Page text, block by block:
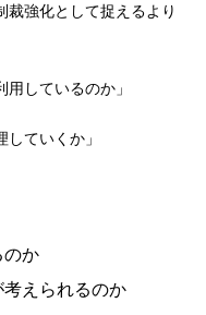
裁強化として捉えるより
しているのか」
ていくか」
のか
えられるのか